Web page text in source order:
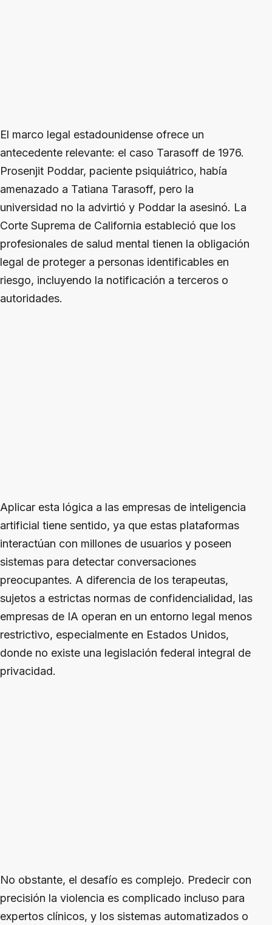
El marco legal estadounidense ofrece un
antecedente relevante: el caso Tarasoff de 1976.
Prosenjit Poddar, paciente psiquiátrico, había
amenazado a Tatiana Tarasoff, pero la
universidad no la advirtió y Poddar la asesinó. La
Corte Suprema de California estableció que los
profesionales de salud mental tienen la obligación
legal de proteger a personas identificables en
riesgo, incluyendo la notificación a terceros o
autoridades.
Aplicar esta lógica a las empresas de inteligencia
artificial tiene sentido, ya que estas plataformas
interactúan con millones de usuarios y poseen
sistemas para detectar conversaciones
preocupantes. A diferencia de los terapeutas,
sujetos a estrictas normas de confidencialidad, las
empresas de IA operan en un entorno legal menos
restrictivo, especialmente en Estados Unidos,
donde no existe una legislación federal integral de
privacidad.
No obstante, el desafío es complejo. Predecir con
precisión la violencia es complicado incluso para
expertos clínicos, y los sistemas automatizados o